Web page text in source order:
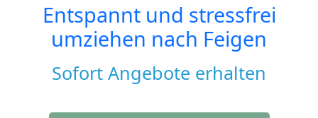
Entspannt und stressfrei
umziehen nach Feigen
Sofort Angebote erhalten